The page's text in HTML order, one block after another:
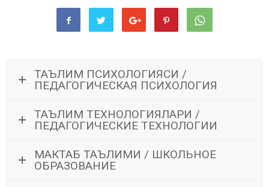
ТАЪЛИМ ПСИХОЛОГИЯСИ /
ПЕДАГОГИЧЕСКАЯ ПСИХОЛОГИЯ
ТАЪЛИМ ТЕХНОЛОГИЯЛАРИ /
ПЕДАГОГИЧЕСКИЕ ТЕХНОЛОГИИ
МАКТАБ ТАЪЛИМИ / ШКОЛЬНОЕ
ОБРАЗОВАНИЕ